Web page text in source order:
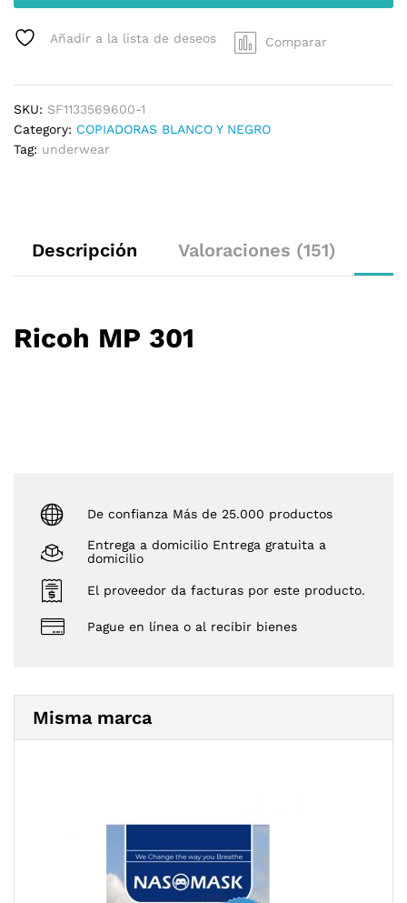
Añadir a la lista de deseos Comparar
SKU: SF1133569600-1
Category: COPIADORAS BLANCO Y NEGRO
Tag: underwear
Descripción Valoraciones (151)
Ricoh MP 301
De confianza Más de 25.000 productos
Entrega a domicilio Entrega gratuita a
domicilio
El proveedor da facturas por este producto.
Pague en línea o al recibir bienes
Misma marca